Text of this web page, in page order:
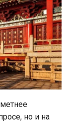
но и на